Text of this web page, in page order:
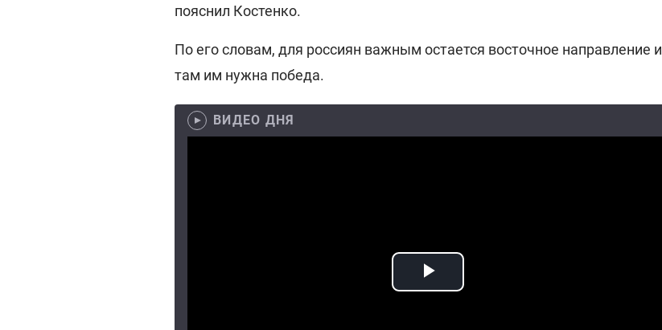
пояснил Костенко.
По его словам, для россиян важным остается восточное направление и
там им нужна победа.
ВИДЕО ДНЯ